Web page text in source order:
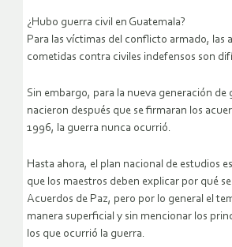
¿Hubo guerra civil en Guatemala?
Para las víctimas del conflicto armado, las
cometidas contra civiles indefensos son
Sin embargo, para la nueva generación de
nacieron después que se firmaran los
1996, la guerra nunca ocurrió.
Hasta ahora, el plan nacional de estudios
que los maestros deben explicar por qué
Acuerdos de Paz, pero por lo general el
manera superficial y sin mencionar los
los que ocurrió la guerra.